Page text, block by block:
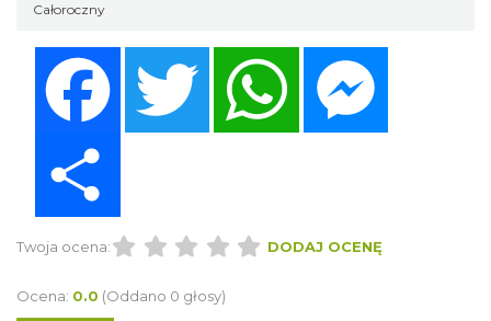
Całoroczny
Twitter WhatsApp
Twoja ocena: DODAJ OCENĘ
Ocena: 0.0 (Oddano 0 głosy)